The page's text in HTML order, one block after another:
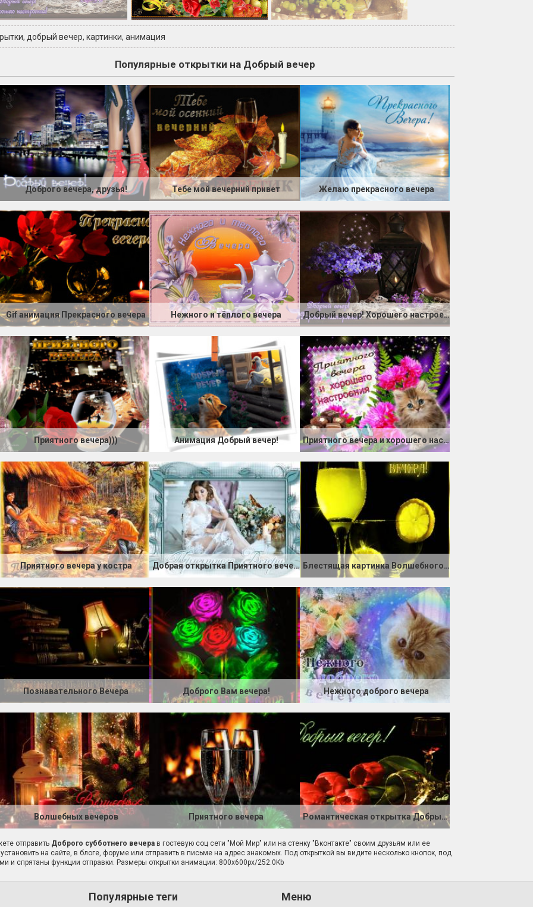
, добрый вечер, картинки, анимация
Популярные открытки на Добрый вечер
Доброго вечера, друзья! Тебе мой вечерний привет Желаю прекрасного вечера
Gif анимация Прекрасного вечера Нежного и тёплого вечера Добрый вечер! Хорошего настроения!
Приятного вечера))) Анимация Добрый вечер! Приятного вечера и хорошего настроения
Приятного вечера у костра Добрая открытка Приятного вечера Блестящая картинка Волшебного вечера
Познавательного Вечера Доброго Вам вечера! Нежного доброго вечера
Волшебных вечеров Приятного вечера Романтическая открытка Добрый вечер
отправить Доброго субботнего вечера в гостевую соц сети "Мой Мир" или на стенку "Вконтакте" своим друзьям или ее
на сайте, в блоге, форуме или отправить в письме на адрес знакомых. Под открыткой вы видите несколько кнопок, под
и спрятаны функции отправки. Размеры открытки анимации: 800x600px/252.0Kb
Популярные теги Меню